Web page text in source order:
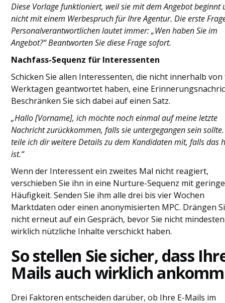
Diese Vorlage funktioniert, weil sie mit dem Angebot beginnt
nicht mit einem Werbespruch für Ihre Agentur. Die erste
Personalverantwortlichen lautet immer: „Wen haben Sie im
Angebot?“ Beantworten Sie diese Frage sofort.
Nachfass-Sequenz für Interessenten
Schicken Sie allen Interessenten, die nicht innerhalb
Werktagen geantwortet haben, eine
Beschränken Sie sich dabei auf einen Satz.
„Hallo [Vorname], ich möchte noch einmal auf meine letzte
Nachricht zurückkommen, falls sie untergegangen sein
teile ich dir weitere Details zu dem Kandidaten mit, falls das
ist.“
Wenn der Interessent ein zweites Mal nicht reagiert,
verschieben Sie ihn in eine Nurture-Sequenz mit
Häufigkeit. Senden Sie ihm alle drei bis vier Wochen
Marktdaten oder einen anonymisierten MPC. Drängen
nicht erneut auf ein Gespräch, bevor Sie nicht
wirklich nützliche Inhalte verschickt haben.
So stellen Sie sicher, dass
Mails auch wirklich
Drei Faktoren entscheiden darüber, ob Ihre E-Mails im